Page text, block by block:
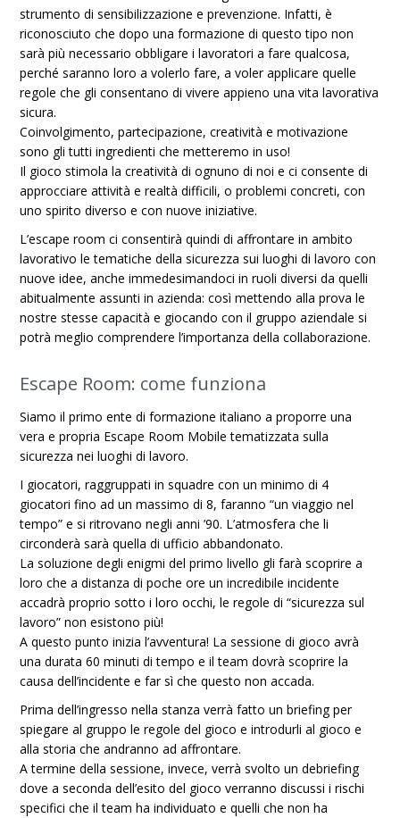
strumento di sensibilizzazione e prevenzione. Infatti, è
riconosciuto che dopo una formazione di questo tipo non
sarà più necessario obbligare i lavoratori a fare qualcosa,
perché saranno loro a volerlo fare, a voler applicare quelle
regole che gli consentano di vivere appieno una vita lavorativa
sicura.
Coinvolgimento, partecipazione, creatività e motivazione
sono gli tutti ingredienti che metteremo in uso!
Il gioco stimola la creatività di ognuno di noi e ci consente di
approcciare attività e realtà difficili, o problemi concreti, con
uno spirito diverso e con nuove iniziative.
L’escape room ci consentirà quindi di affrontare in ambito
lavorativo le tematiche della sicurezza sui luoghi di lavoro con
nuove idee, anche immedesimandoci in ruoli diversi da quelli
abitualmente assunti in azienda: così mettendo alla prova le
nostre stesse capacità e giocando con il gruppo aziendale si
potrà meglio comprendere l’importanza della collaborazione.
Escape Room: come funziona
Siamo il primo ente di formazione italiano a proporre una
vera e propria Escape Room Mobile tematizzata sulla
sicurezza nei luoghi di lavoro.
I giocatori, raggruppati in squadre con un minimo di 4
giocatori fino ad un massimo di 8, faranno “un viaggio nel
tempo” e si ritrovano negli anni ’90. L’atmosfera che li
circonderà sarà quella di ufficio abbandonato.
La soluzione degli enigmi del primo livello gli farà scoprire a
loro che a distanza di poche ore un incredibile incidente
accadrà proprio sotto i loro occhi, le regole di “sicurezza sul
lavoro” non esistono più!
A questo punto inizia l’avventura! La sessione di gioco avrà
una durata 60 minuti di tempo e il team dovrà scoprire la
causa dell’incidente e far sì che questo non accada.
Prima dell’ingresso nella stanza verrà fatto un briefing per
spiegare al gruppo le regole del gioco e introdurli al gioco e
alla storia che andranno ad affrontare.
A termine della sessione, invece, verrà svolto un debriefing
dove a seconda dell’esito del gioco verranno discussi i rischi
specifici che il team ha individuato e quelli che non ha